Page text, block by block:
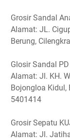
Grosir Sandal
Alamat: JL.
Berung,
Glosir Sandal
Alamat: Jl. KH.
Bojongloa Kidul,
5401414
Grosir Sepatu
Alamat: Jl.